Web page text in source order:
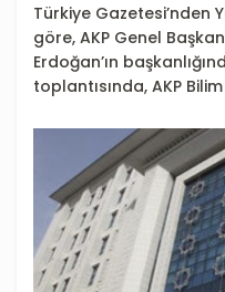
Türkiye Gazetesi’nden
göre, AKP Genel
Erdoğan’ın
toplantısında, AKP